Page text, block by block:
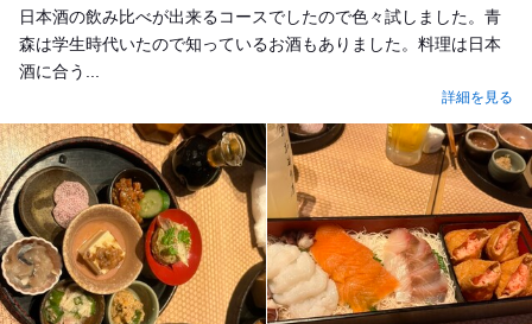
日本酒の飲み比べが出来るコースでしたので色々試しました。青
森は学生時代いたので知っているお酒もありました。料理は日本
酒に合う...
詳細を見る